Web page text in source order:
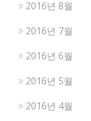
2016년 8월
2016년 7월
2016년 6월
2016년 5월
2016년 4월